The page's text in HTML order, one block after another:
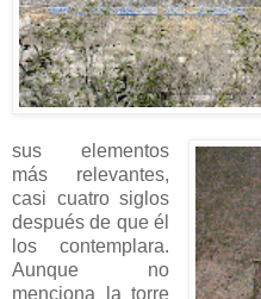
sus elementos
más relevantes,
casi cuatro siglos
después de que él
los contemplara.
Aunque no
menciona la torre